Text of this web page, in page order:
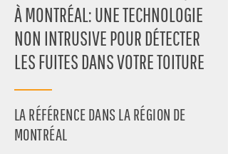
À MONTRÉAL: UNE TECHNOLOGIE
NON INTRUSIVE POUR DÉTECTER
LES FUITES DANS VOTRE TOITURE
LA RÉFÉRENCE DANS LA RÉGION DE
MONTRÉAL